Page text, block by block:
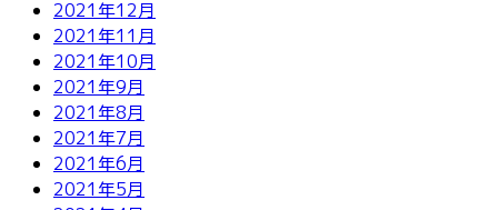
2021年12月
2021年11月
2021年10月
2021年9月
2021年8月
2021年7月
2021年6月
2021年5月